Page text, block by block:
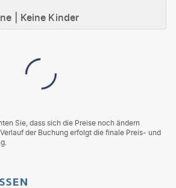
Keine Kinder
Sie, dass sich die Preise noch ändern
der Buchung erfolgt die finale Preis- und